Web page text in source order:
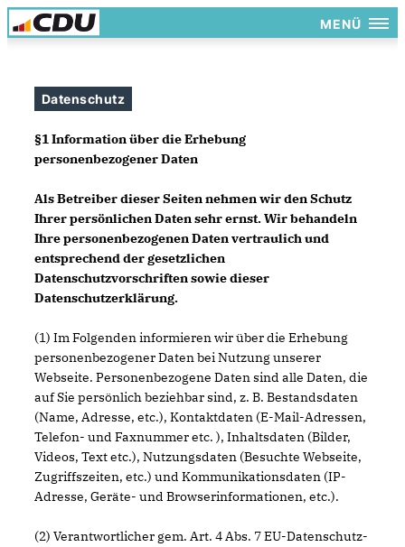
MENÜ
Datenschutz
§1 Information über die Erhebung
personenbezogener Daten
Als Betreiber dieser Seiten nehmen wir den Schutz
Ihrer persönlichen Daten sehr ernst. Wir behandeln
Ihre personenbezogenen Daten vertraulich und
entsprechend der gesetzlichen
Datenschutzvorschriften sowie dieser
Datenschutzerklärung.
(1) Im Folgenden informieren wir über die Erhebung
personenbezogener Daten bei Nutzung unserer
Webseite. Personenbezogene Daten sind alle Daten, die
auf Sie persönlich beziehbar sind, z. B. Bestandsdaten
(Name, Adresse, etc.), Kontaktdaten (E-Mail-Adressen,
Telefon- und Faxnummer etc. ), Inhaltsdaten (Bilder,
Videos, Text etc.), Nutzungsdaten (Besuchte Webseite,
Zugriffszeiten, etc.) und Kommunikationsdaten (IP-
Adresse, Geräte- und Browserinformationen, etc.).
(2) Verantwortlicher gem. Art. 4 Abs. 7 EU-Datenschutz-